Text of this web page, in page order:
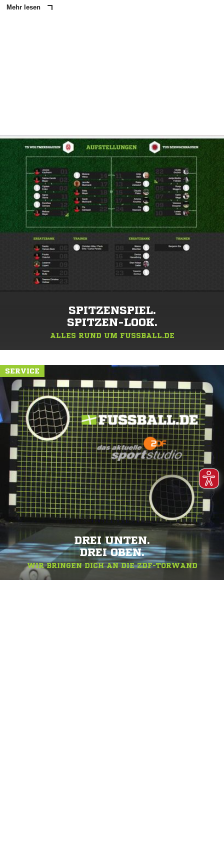
Mehr lesen
SPITZENSPIEL.
SPITZEN-LOOK.
ALLES RUND UM FUSSBALL.DE
SERVICE
DREI UNTEN.
DREI OBEN.
WIR BRINGEN DICH AN DIE ZDF-TORWAND